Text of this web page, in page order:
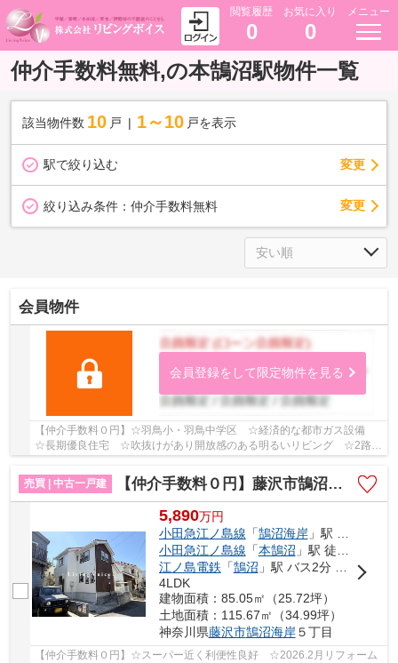
閲覧履歴
0
お気に入り
0
メニュー
仲介手数料無料,の本鵠沼駅物件一覧
該当物件数 10 戸 1～10 戸を表示
駅で絞り込む 変更
絞り込み条件： 仲介手数料無料 変更
会員物件
会員登録をして限定物件を見る
【仲介手数料０円】☆羽鳥小・羽鳥中学区 ☆経済的な都市ガス設備
☆長期優良住宅 ☆吹抜けがあり開放感のある明るいリビング ☆2路線
売買 | 中古一戸建
【仲介手数料０円】藤沢市鵠沼海岸5丁目 中古一戸建て
5,890万円
小田急江ノ島線 「鵠沼海岸」駅 徒歩11分
小田急江ノ島線 「本鵠沼 」駅 徒歩23分
江ノ島電鉄 「鵠沼 」駅 バス2分 「高根（藤沢市）」 停歩10分
4LDK
建物面積：85.05㎡（25.72坪）
土地面積：115.67㎡（34.99坪）
神奈川県藤沢市鵠沼海岸５丁目
【仲介手数料０円】☆スーパー近く利便性良好 ☆2026.2月リフォーム